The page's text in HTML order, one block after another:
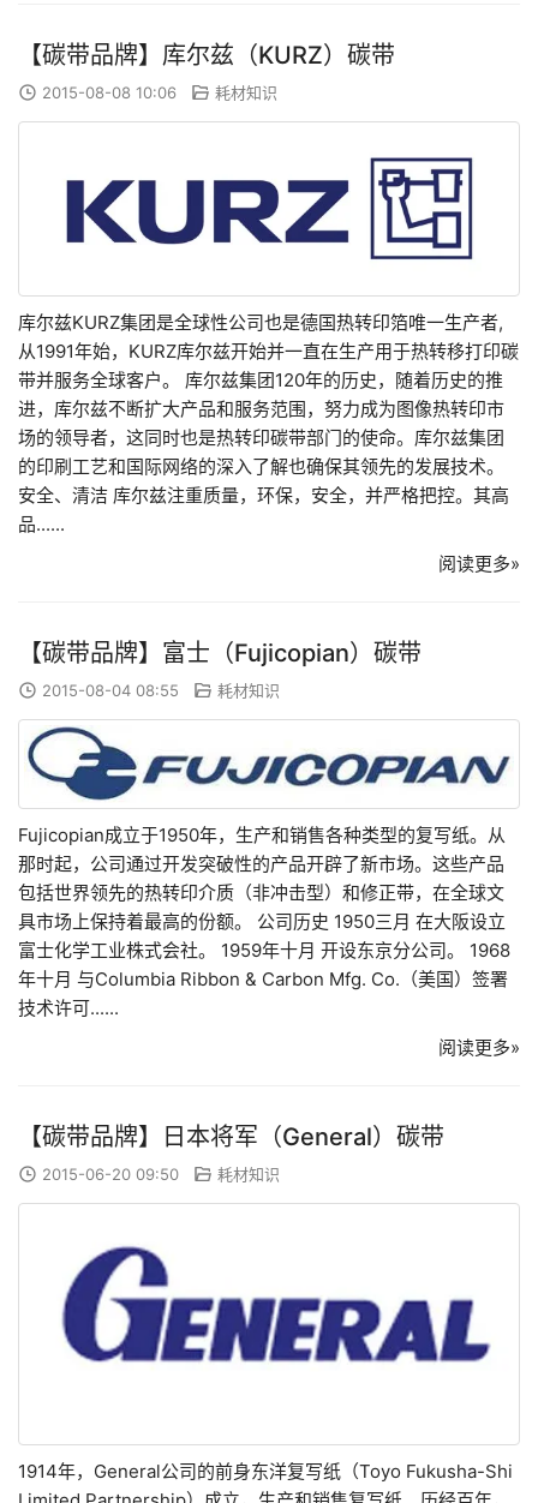
【碳带品牌】库尔兹（KURZ）碳带
2015-08-08 10:06 耗材知识
库尔兹KURZ集团是全球性公司也是德国热转印箔唯一生产者,
从1991年始，KURZ库尔兹开始并一直在生产用于热转移打印碳
带并服务全球客户。 库尔兹集团120年的历史，随着历史的推
进，库尔兹不断扩大产品和服务范围，努力成为图像热转印市
场的领导者，这同时也是热转印碳带部门的使命。库尔兹集团
的印刷工艺和国际网络的深入了解也确保其领先的发展技术。
安全、清洁 库尔兹注重质量，环保，安全，并严格把控。其高
品......
阅读更多»
【碳带品牌】富士（Fujicopian）碳带
2015-08-04 08:55 耗材知识
Fujicopian成立于1950年，生产和销售各种类型的复写纸。从
那时起，公司通过开发突破性的产品开辟了新市场。这些产品
包括世界领先的热转印介质（非冲击型）和修正带，在全球文
具市场上保持着最高的份额。 公司历史 1950三月 在大阪设立
富士化学工业株式会社。 1959年十月 开设东京分公司。 1968
年十月 与Columbia Ribbon & Carbon Mfg. Co.（美国）签署
技术许可......
阅读更多»
【碳带品牌】日本将军（General）碳带
2015-06-20 09:50 耗材知识
1914年，General公司的前身东洋复写纸（Toyo Fukusha-Shi